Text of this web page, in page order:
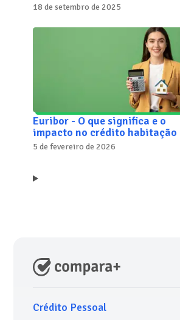
18 de setembro de 2025
Euribor - O que significa e o
impacto no crédito habitação
5 de fevereiro de 2026
Crédito Pessoal